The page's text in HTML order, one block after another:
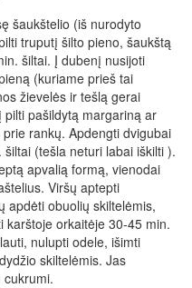
šaukštelio (iš nurodyto
truputį šilto pieno, šaukštą
šiltai. Į dubenį nusijoti
(kuriame prieš tai
žievelės ir tešlą gerai
pašildytą margariną ar
rankų. Apdengti dvigubai
(tešla neturi labai iškilti ).
apvalią formą, vienodai
Viršų aptepti
apdėti obuolių skiltelėmis,
karštoje orkaitėje 30-45 min.
nulupti odele, išimti
skiltelėmis. Jas